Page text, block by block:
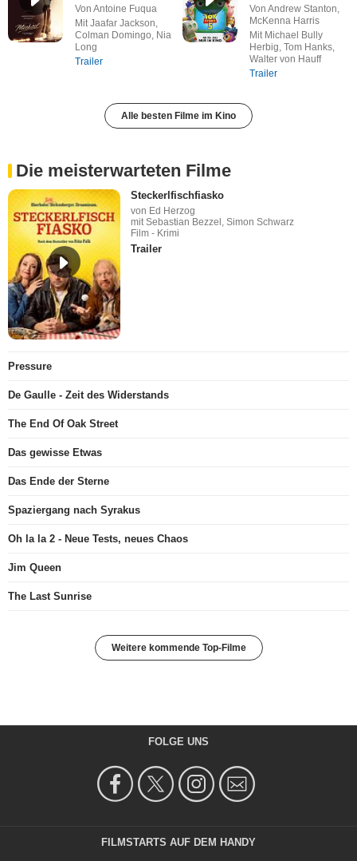
Von Antoine Fuqua
Mit Jaafar Jackson,
Colman Domingo, Nia
Long
Trailer
Von Andrew Stanton,
McKenna Harris
Mit Michael Bully
Herbig, Tom Hanks,
Walter von Hauff
Trailer
Alle besten Filme im Kino
Die meisterwarteten Filme
Steckerlfischfiasko
von Ed Herzog
mit Sebastian Bezzel, Simon Schwarz
Film - Krimi
Trailer
Pressure
De Gaulle - Zeit des Widerstands
The End Of Oak Street
Das gewisse Etwas
Das Ende der Sterne
Spaziergang nach Syrakus
Oh la la 2 - Neue Tests, neues Chaos
Jim Queen
The Last Sunrise
Weitere kommende Top-Filme
FOLGE UNS
FILMSTARTS AUF DEM HANDY